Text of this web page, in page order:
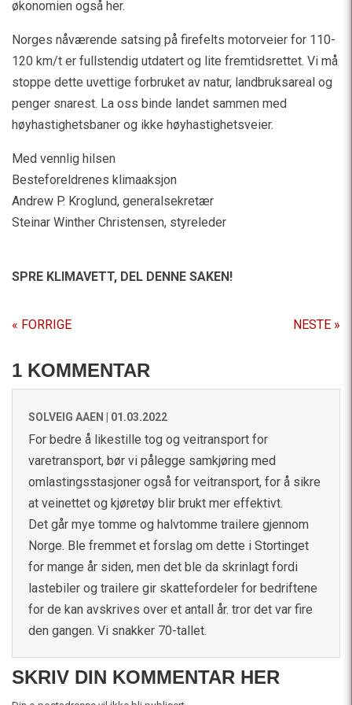
økonomien også her.
Norges nåværende satsing på firefelts motorveier for 110-
120 km/t er fullstendig utdatert og lite fremtidsrettet. Vi må
stoppe dette uvettige forbruket av natur, landbruksareal og
penger snarest. La oss binde landet sammen med
høyhastighetsbaner og ikke høyhastighetsveier.
Med vennlig hilsen
Besteforeldrenes klimaaksjon
Andrew P. Kroglund, generalsekretær
Steinar Winther Christensen, styreleder
SPRE KLIMAVETT, DEL DENNE SAKEN!
« FORRIGE NESTE »
1 KOMMENTAR
SOLVEIG AAEN | 01.03.2022
For bedre å likestille tog og veitransport for
varetransport, bør vi pålegge samkjøring med
omlastingsstasjoner også for veitransport, for å sikre
at veinettet og kjøretøy blir brukt mer effektivt.
Det går mye tomme og halvtomme trailere gjennom
Norge. Ble fremmet et forslag om dette i Stortinget
for mange år siden, men det ble da skrinlagt fordi
lastebiler og trailere gir skattefordeler for bedriftene
for de kan avskrives over et antall år. tror det var fire
den gangen. Vi snakker 70-tallet.
SKRIV DIN KOMMENTAR HER